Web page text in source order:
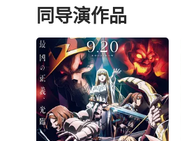
星期日 更1生活在现代的青年
——摩绪（MAO）。因&amp;
了 900 年的神秘阴阳师。生
活在令和时代的女中学生黄叶
菜花。幼年时遭遇事故，全家
只有她一人幸存。某日，当菜
花穿过那
同导演作品